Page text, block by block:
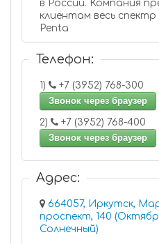
в России. Компания
клиентам весь
Penta
Телефон:
1)
+7 (3952) 768-300
Звонок через браузер
2)
+7 (3952) 768-400
Звонок через браузер
Адрес:
664057, Иркутск,
проспект, 140
Солнечный)